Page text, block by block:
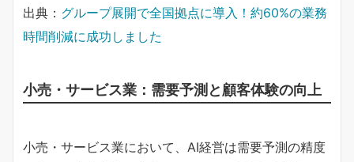
出典： グループ展開で全国拠点に導入！約60%の業務
時間削減に成功しました
小売・サービス業：需要予測と顧客体験の向上
小売・サービス業において、AI経営は需要予測の精度